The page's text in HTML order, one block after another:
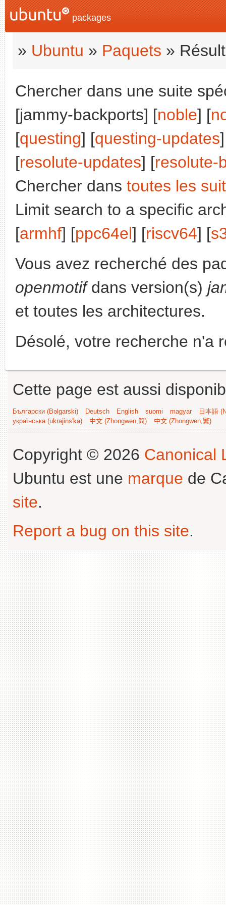
packages
» Ubuntu » Paquets »
Chercher dans une suite
[jammy-backports] [noble] [
[questing] [questing-updates
[resolute-updates] [resolute-
Chercher dans toutes les
Limit search to a specific
[armhf] [ppc64el] [riscv64] [
Vous avez recherché des
openmotifdans version(s)
et toutes les architectures.
Désolé, votre recherche n'a
Cette page est aussi
Български (Bəlgarski) Deutsch English suomi magyar
日本語
українська (ukrajins'ka)
中文 (Zhongwen,简) 中文 (Zhongwen,繁)
Copyright © 2026 Canonical
Ubuntu est une marque de
site.
Report a bug on this site.